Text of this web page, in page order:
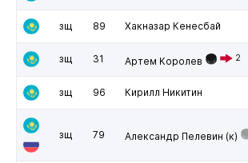
зщ 89 Хакназар Кенесбай
зщ 31 Артем Королев 2
зщ 96 Кирилл Никитин
зщ 79 Александр Пелевин (к)